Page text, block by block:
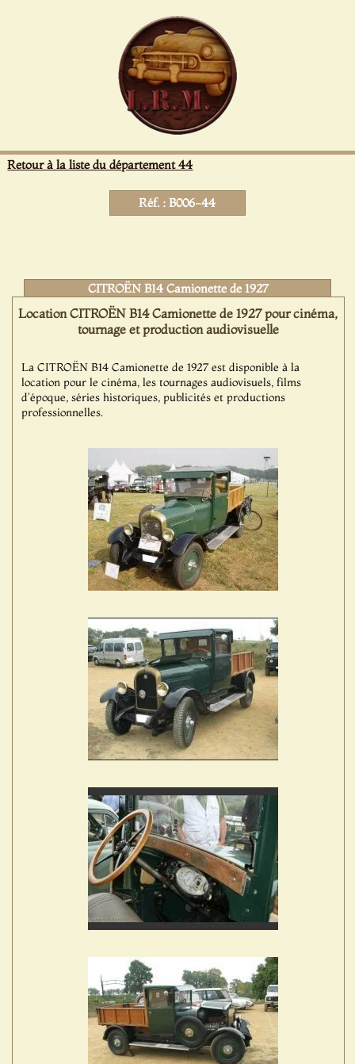
Retour à la liste du département 44
Réf. : B006-44
CITROËN B14 Camionette de 1927
Location CITROËN B14 Camionette de 1927 pour cinéma,
tournage et production audiovisuelle
La CITROËN B14 Camionette de 1927 est disponible à la
location pour le cinéma, les tournages audiovisuels, films
d'époque, séries historiques, publicités et productions
professionnelles.